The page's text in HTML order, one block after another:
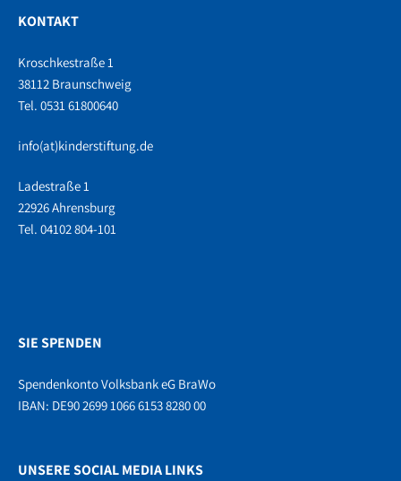
KONTAKT
Kroschkestraße 1
38112 Braunschweig
Tel. 0531 61800640
info(at)kinderstiftung.de
Ladestraße 1
22926 Ahrensburg
Tel. 04102 804-101
SIE SPENDEN
Spendenkonto Volksbank eG BraWo
IBAN: DE90 2699 1066 6153 8280 00
UNSERE SOCIAL MEDIA LINKS